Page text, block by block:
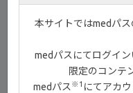
本サイトではmedパ
medパスにてログイ
限定のコンテ
medパス ※1 にてアカ